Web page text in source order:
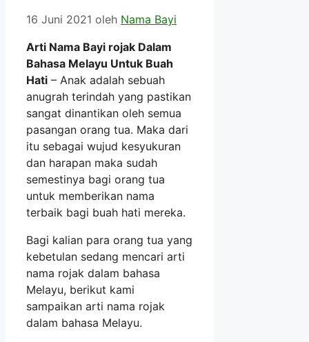
16 Juni 2021 oleh Nama Bayi
Arti Nama Bayi rojak Dalam
Bahasa Melayu Untuk Buah
Hati – Anak adalah sebuah
anugrah terindah yang pastikan
sangat dinantikan oleh semua
pasangan orang tua. Maka dari
itu sebagai wujud kesyukuran
dan harapan maka sudah
semestinya bagi orang tua
untuk memberikan nama
terbaik bagi buah hati mereka.
Bagi kalian para orang tua yang
kebetulan sedang mencari arti
nama rojak dalam bahasa
Melayu, berikut kami
sampaikan arti nama rojak
dalam bahasa Melayu.